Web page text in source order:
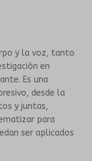
y la voz, tanto
en
Es una
desde la
y juntas,
para
ser aplicados